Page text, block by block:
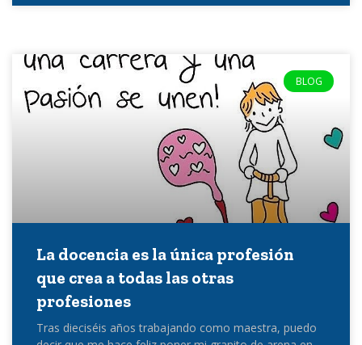
BLOG
La docencia es la única profesión
que crea a todas las otras
profesiones
Tras dieciséis años trabajando como maestra, puedo